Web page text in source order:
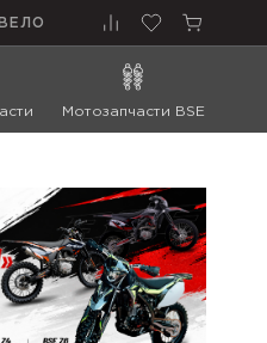
ВЕЛО
Мотозапчасти BSE